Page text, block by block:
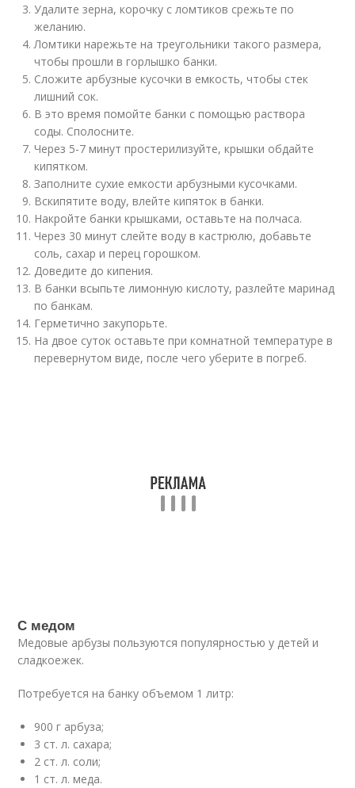
Удалите зерна, корочку с ломтиков срежьте по
желанию.
Ломтики нарежьте на треугольники такого размера,
чтобы прошли в горлышко банки.
Сложите арбузные кусочки в емкость, чтобы стек
лишний сок.
В это время помойте банки с помощью раствора
соды. Сполосните.
Через 5-7 минут простерилизуйте, крышки обдайте
кипятком.
Заполните сухие емкости арбузными кусочками.
Вскипятите воду, влейте кипяток в банки.
Накройте банки крышками, оставьте на полчаса.
Через 30 минут слейте воду в кастрюлю, добавьте
соль, сахар и перец горошком.
Доведите до кипения.
В банки всыпьте лимонную кислоту, разлейте маринад
по банкам.
Герметично закупорьте.
На двое суток оставьте при комнатной температуре в
перевернутом виде, после чего уберите в погреб.
С медом
Медовые арбузы пользуются популярностью у детей и
сладкоежек.
Потребуется на банку объемом 1 литр:
900 г арбуза;
3 ст. л. сахара;
2 ст. л. соли;
1 ст. л. меда.